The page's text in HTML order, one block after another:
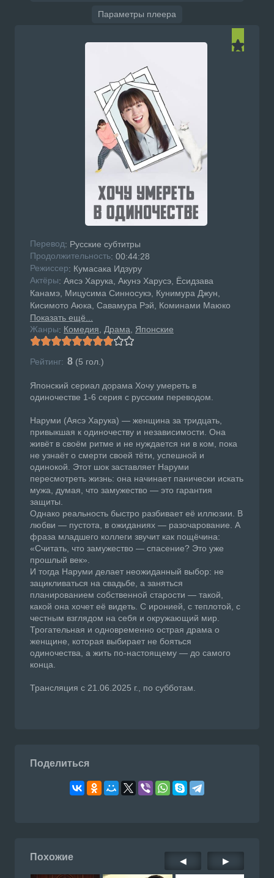
Параметры плеера
Перевод: Русские субтитры
Продолжительность: 00:44:28
Режисcер: Кумасака Идзуру
Актёры: Аясэ Харука, Акунэ Харусэ, Ёсидзава
Канамэ, Мицусима Синносукэ, Кунимура Джун,
Кисимото Аюка, Савамура Рэй, Коминами Маюко
Показать ещё...
Жанры: Комедия Драма Японские
Рейтинг: 8 (5 гол.)
Японский сериал дорама Хочу умереть в
одиночестве 1-6 серия с русским переводом.
Наруми (Аясэ Харука) — женщина за тридцать,
привыкшая к одиночеству и независимости. Она
живёт в своём ритме и не нуждается ни в ком, пока
не узнаёт о смерти своей тёти, успешной и
одинокой. Этот шок заставляет Наруми
пересмотреть жизнь: она начинает панически искать
мужа, думая, что замужество — это гарантия
защиты.
Однако реальность быстро разбивает её иллюзии. В
любви — пустота, в ожиданиях — разочарование. А
фраза младшего коллеги звучит как пощёчина:
«Считать, что замужество — спасение? Это уже
прошлый век».
И тогда Наруми делает неожиданный выбор: не
зацикливаться на свадьбе, а заняться
планированием собственной старости — такой,
какой она хочет её видеть. С иронией, с теплотой, с
честным взглядом на себя и окружающий мир.
Трогательная и одновременно острая драма о
женщине, которая выбирает не бояться
одиночества, а жить по-настоящему — до самого
конца.
Трансляция с 21.06.2025 г., по субботам.
Поделиться
Похожие ◀ ▶